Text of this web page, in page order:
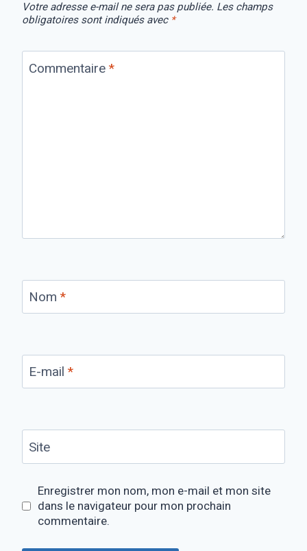
Votre adresse e-mail ne sera pas publiée. Les champs
obligatoires sont indiqués avec *
Commentaire *
Nom *
E-mail *
Site
Enregistrer mon nom, mon e-mail et mon site
dans le navigateur pour mon prochain
commentaire.